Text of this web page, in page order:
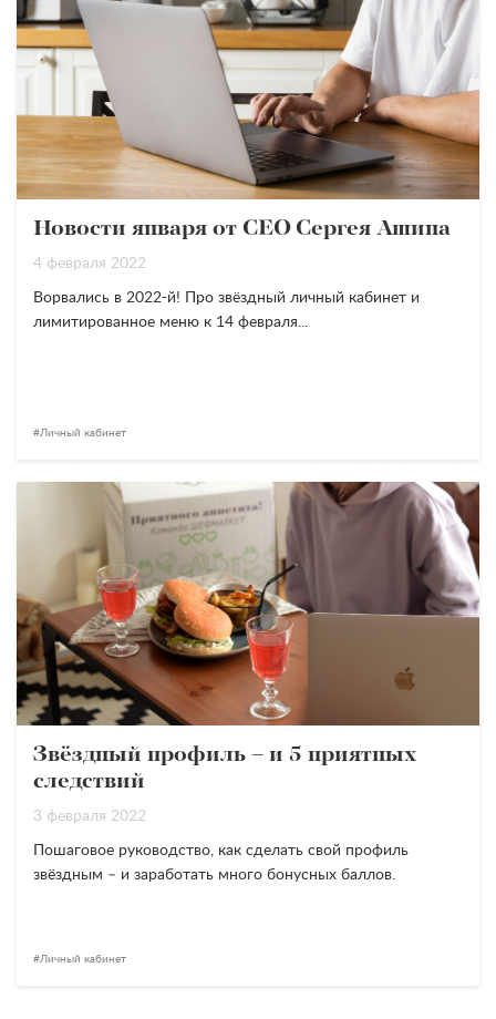
Новости января от СЕО Сергея Ашина
4 февраля 2022
Ворвались в 2022-й! Про звёздный личный кабинет и
лимитированное меню к 14 февраля...
Личный кабинет
Звёздный профиль – и 5 приятных
следствий
3 февраля 2022
Пошаговое руководство, как сделать свой профиль
звёздным – и заработать много бонусных баллов.
Личный кабинет